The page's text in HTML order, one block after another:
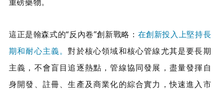
這正是翰森式的“反內卷”創新戰略： 在創新投入上堅持長
期和耐心主義。對於核心領域和核心管線尤其是要長期
主義，不會盲目追逐熱點，管線協同發展，盡量發揮自
身開發、註冊、生產及商業化的綜合實力，快速進入市